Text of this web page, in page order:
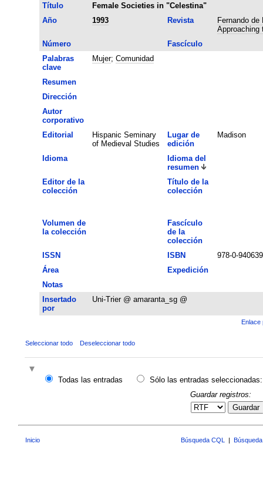
Título
Female Societies in "Celestina"
Año
1993 Revista
Fernando
Approaching
Número
Fascículo
Palabras
clave
Mujer; Comunidad
Resumen
Dirección
Autor
corporativo
Editorial
Hispanic Seminary
of Medieval Studies
Lugar de
edición
Madison
Idioma
Idioma del
resumen
Editor de la
colección
Título de la
colección
Volumen de
la colección
Fascículo
de la
colección
ISSN
ISBN
978-0-
Área
Expedición
Notas
Insertado
por
Uni-Trier @ amaranta_sg @
Enlace
Seleccionar todo Deseleccionar todo
Todas las entradas
Sólo las entradas seleccionadas:
Guardar registros:
Guardar
Inicio Búsqueda CQL